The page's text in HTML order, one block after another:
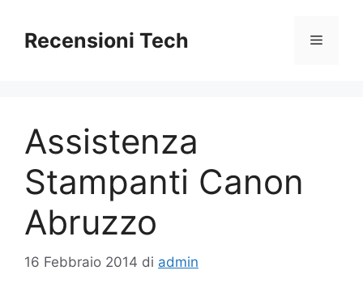
contenuto
Recensioni Tech Menu
Assistenza
Stampanti Canon
Abruzzo
16 Febbraio 2014 di admin